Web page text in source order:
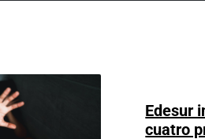
Edesur
cuatro